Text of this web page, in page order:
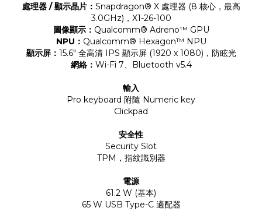
處理器 / 顯示晶片： Snapdragon® X 處理器 (8 核心，最高
3.0GHz)，X1-26-100
圖像顯示： Qualcomm® Adreno™ GPU
NPU： Qualcomm® Hexagon™ NPU
顯示屏： 15.6" 全高清 IPS 顯示屏 (1920 x 1080)，防眩光
網絡： Wi-Fi 7、Bluetooth v5.4
輸入
Pro keyboard 附隨 Numeric key
Clickpad
安全性
Security Slot
TPM，指紋識別器
電源
61.2 W (基本)
65 W USB Type-C 適配器